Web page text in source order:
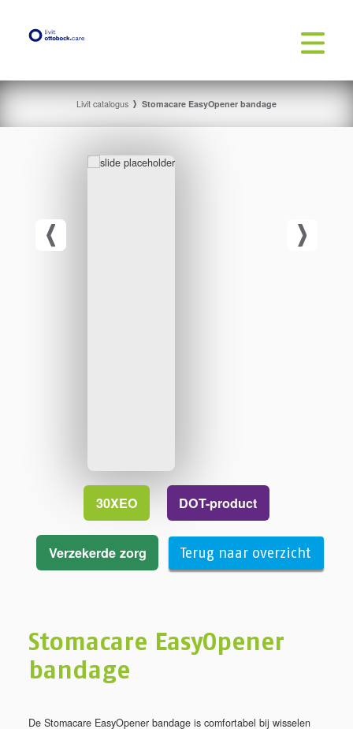
Livit catalogus Stomacare EasyOpener bandage
30XEO DOT-product
Verzekerde zorg Terug naar overzicht
Stomacare EasyOpener
bandage
De Stomacare EasyOpener bandage is comfortabel bij wisselen